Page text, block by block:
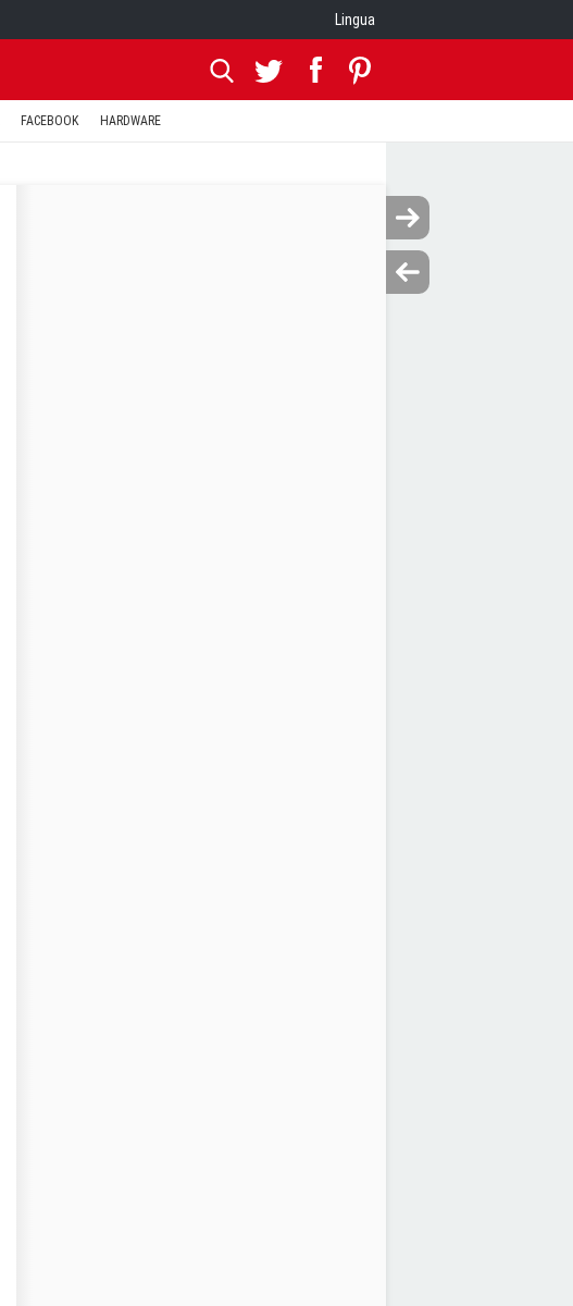
Lingua
FACEBOOK HARDWARE